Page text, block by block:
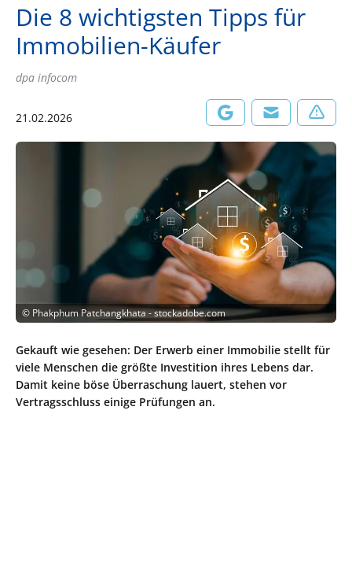
Die 8 wichtigsten Tipps für
Immobilien-Käufer
dpa infocom
21.02.2026
© Phakphum Patchangkhata - stockadobe.com
Gekauft wie gesehen: Der Erwerb einer Immobilie stellt für
viele Menschen die größte Investition ihres Lebens dar.
Damit keine böse Überraschung lauert, stehen vor
Vertragsschluss einige Prüfungen an.